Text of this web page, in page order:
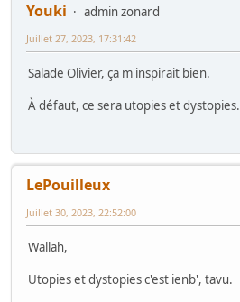
Youki
admin zonard
Juillet 27, 2023, 17:31:42
Salade Olivier, ça m'inspirait bien.
À défaut, ce sera utopies et dystopies.
LePouilleux
Juillet 30, 2023, 22:52:00
Wallah,
Utopies et dystopies c'est ienb', tavu.